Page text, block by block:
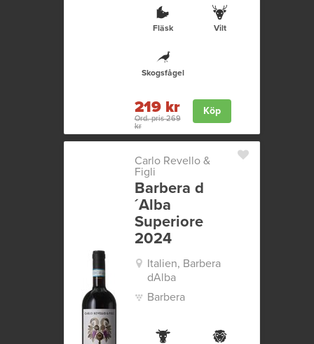
Fläsk Vilt
Skogsfågel
219 kr
Ord. pris 269
kr
Köp
Carlo Revello &
Figli
Barbera d
´Alba
Superiore
2024
Italien, Barbera
dAlba
Barbera